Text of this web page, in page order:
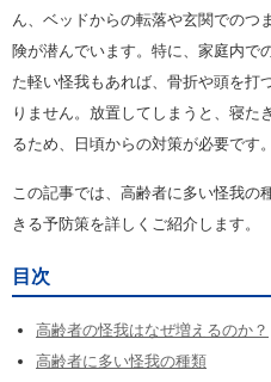
ん、ベッドからの転落や玄関でのつ
険が潜んでいます。特に、家庭内で
た軽い怪我もあれば、骨折や頭を打
りません。放置してしまうと、寝た
るため、日頃からの対策が必要です。
この記事では、高齢者に多い怪我の
きる予防策を詳しくご紹介します。
目次
高齢者の怪我はなぜ増えるのか？
高齢者に多い怪我の種類